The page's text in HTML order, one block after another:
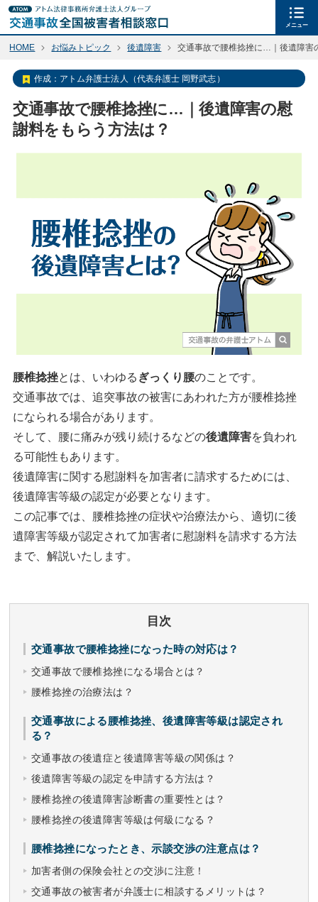
メニュー
HOME お悩みトピック 後遺障害 交通事故で腰椎捻挫に…｜後遺障害
作成：アトム弁護士法人（代表弁護士 岡野武志）
交通事故で腰椎捻挫に…｜後遺障害の慰
謝料をもらう方法は？
腰椎捻挫とは、いわゆる ぎっくり腰のことです。
交通事故では、追突事故の被害にあわれた方が腰椎捻挫
になられる場合があります。
そして、腰に痛みが残り続けるなどの後遺障害を負われ
る可能性もあります。
後遺障害に関する慰謝料を加害者に請求するためには、
後遺障害等級の認定が必要となります。
この記事では、腰椎捻挫の症状や治療法から、適切に後
遺障害等級が認定されて加害者に慰謝料を請求する方法
まで、解説いたします。
目次
交通事故で腰椎捻挫になった時の対応は？
交通事故で腰椎捻挫になる場合とは？
腰椎捻挫の治療法は？
交通事故による腰椎捻挫、後遺障害等級は認定され
る？
交通事故の後遺症と後遺障害等級の関係は？
後遺障害等級の認定を申請する方法は？
腰椎捻挫の後遺障害診断書の重要性とは？
腰椎捻挫の後遺障害等級は何級になる？
腰椎捻挫になったとき、示談交渉の注意点は？
加害者側の保険会社との交渉に注意！
交通事故の被害者が弁護士に相談するメリットは？